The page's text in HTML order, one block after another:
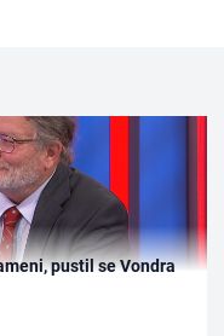
pustil se Vondra